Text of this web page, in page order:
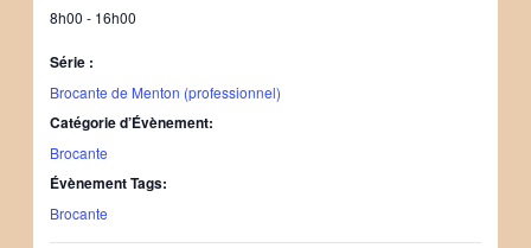
8h00 - 16h00
Série :
Brocante de Menton (professionnel)
Catégorie d’Évènement:
Brocante
Évènement Tags:
Brocante